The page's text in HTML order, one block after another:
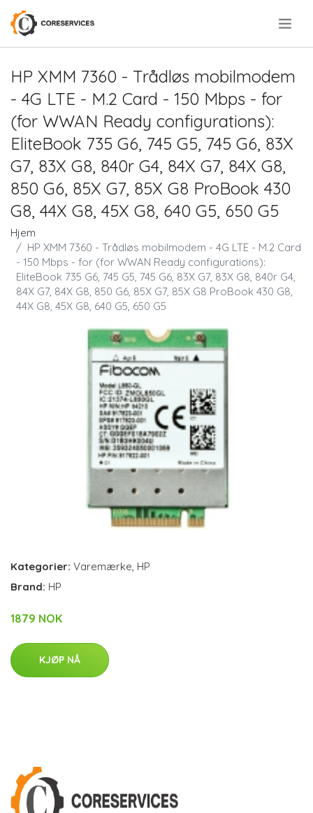
HP XMM 7360 - Trådløs mobilmodem
- 4G LTE - M.2 Card - 150 Mbps - for
(for WWAN Ready configurations):
EliteBook 735 G6, 745 G5, 745 G6, 83X
G7, 83X G8, 840r G4, 84X G7, 84X G8,
850 G6, 85X G7, 85X G8 ProBook 430
G8, 44X G8, 45X G8, 640 G5, 650 G5
Hjem
HP XMM 7360 - Trådløs mobilmodem - 4G LTE - M.2 Card
- 150 Mbps - for (for WWAN Ready configurations):
EliteBook 735 G6, 745 G5, 745 G6, 83X G7, 83X G8, 840r G4,
84X G7, 84X G8, 850 G6, 85X G7, 85X G8 ProBook 430 G8,
44X G8, 45X G8, 640 G5, 650 G5
Kategorier: Varemærke HP
Brand: HP
1879 NOK
KJØP NÅ